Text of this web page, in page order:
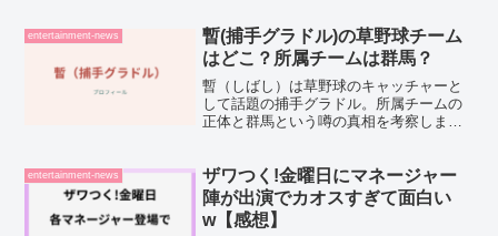
うか。キャスターがエキゾチックだとい
う理由でおすすめ...
entertainment-news
暫(捕手グラドル)の草野球チーム
はどこ？所属チームは群馬？
暫（しばし）は草野球のキャッチャーと
して話題の捕手グラドル。所属チームの
正体と群馬という噂の真相を考察しまし
entertainment-news
ザワつく!金曜日にマネージャー
陣が出演でカオスすぎて面白い
w【感想】